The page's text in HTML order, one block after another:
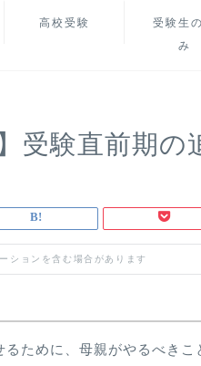
高校受験
受験生
み
受験直前期
ションを含む場合があります
ために、母親がやるべきこ